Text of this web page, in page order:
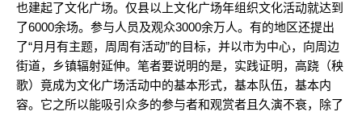
也建起了文化广场。仅县以上文化广场年组织文化活动就达到
了6000余场。参与人员及观众3000余万人。有的地区还提出
了“月月有主题，周周有活动”的目标，并以市为中心，向周边
街道，乡镇辐射延伸。笔者要说明的是，实践证明，高跷（秧
歌）竟成为文化广场活动中的基本形式，基本队伍，基本内
容。它之所以能吸引众多的参与者和观赏者且久演不衰，除了